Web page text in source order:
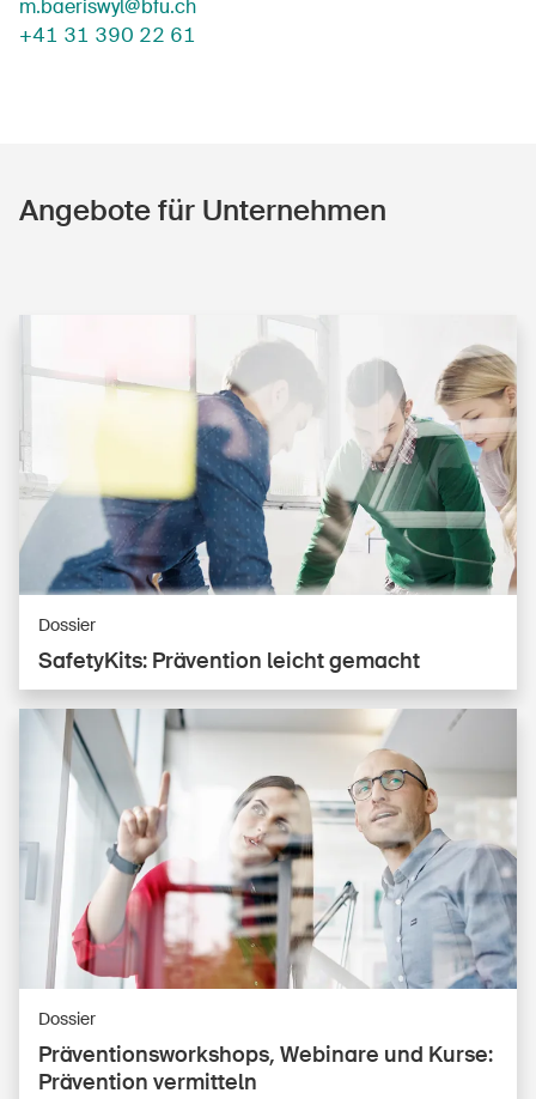
m.baeriswyl@bfu.ch
+41 31 390 22 61
Angebote für Unternehmen
Dossier
SafetyKits: Prävention leicht gemacht
Dossier
Prä­ven­ti­ons­work­shops, Webinare und Kurse:
Prävention vermitteln